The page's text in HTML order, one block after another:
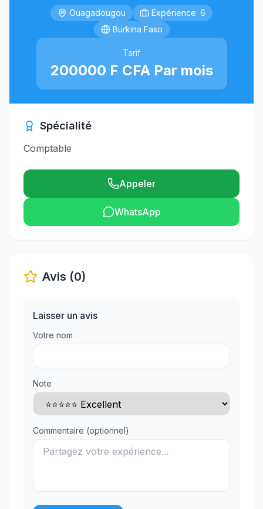
Ouagadougou
Expérience: 6
Burkina Faso
Tarif
200000 F CFA Par mois
Spécialité
Comptable
Appeler
WhatsApp
Avis (0)
Laisser un avis
Votre nom
Note
Commentaire (optionnel)